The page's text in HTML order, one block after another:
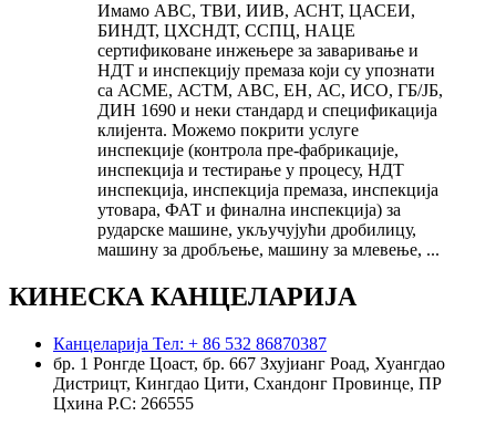
Имамо АВС, ТВИ, ИИВ, АСНТ, ЦАСЕИ,
БИНДТ, ЦХСНДТ, ССПЦ, НАЦЕ
сертификоване инжењере за заваривање и
НДТ и инспекцију премаза који су упознати
са АСМЕ, АСТМ, АВС, ЕН, АС, ИСО, ГБ/ЈБ,
ДИН 1690 и неки стандард и спецификација
клијента. Можемо покрити услуге
инспекције (контрола пре-фабрикације,
инспекција и тестирање у процесу, НДТ
инспекција, инспекција премаза, инспекција
утовара, ФАТ и финална инспекција) за
рударске машине, укључујући дробилицу,
машину за дробљење, машину за млевење, ...
КИНЕСКА КАНЦЕЛАРИЈА
Канцеларија Тел: + 86 532 86870387
бр. 1 Ронгде Цоаст, бр. 667 Зхујианг Роад, Хуангдао
Дистрицт, Кингдао Цити, Схандонг Провинце, ПР
Цхина Р.С: 266555